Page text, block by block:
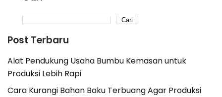
Cari
Post Terbaru
Alat Pendukung Usaha Bumbu Kemasan untuk
Produksi Lebih Rapi
Cara Kurangi Bahan Baku Terbuang Agar Produksi